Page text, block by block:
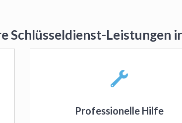
Schlüsseldienst-Leistungen
Professionelle Hilfe